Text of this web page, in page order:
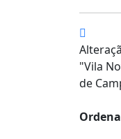
"Vila
de